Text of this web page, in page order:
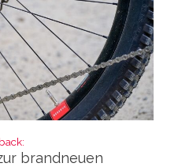
brandneuen